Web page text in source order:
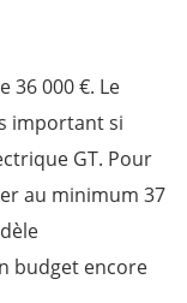
36 000 €. Le
important si
GT. Pour
au minimum 37
budget encore